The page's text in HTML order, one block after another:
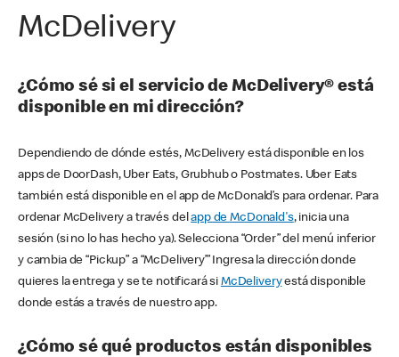
McDelivery
¿Cómo sé si el servicio de McDelivery® está
disponible en mi dirección?
Dependiendo de dónde estés, McDelivery está disponible en los
apps de DoorDash, Uber Eats, Grubhub o Postmates. Uber Eats
también está disponible en el app de McDonald’s para ordenar. Para
ordenar McDelivery a través delapp de McDonald's, inicia una
sesión (si no lo has hecho ya). Selecciona “Order” del menú inferior
y cambia de “Pickup” a “McDelivery’” Ingresa la dirección donde
quieres la entrega y se te notificará si McDeliveryestá disponible
donde estás a través de nuestro app.
¿Cómo sé qué productos están disponibles